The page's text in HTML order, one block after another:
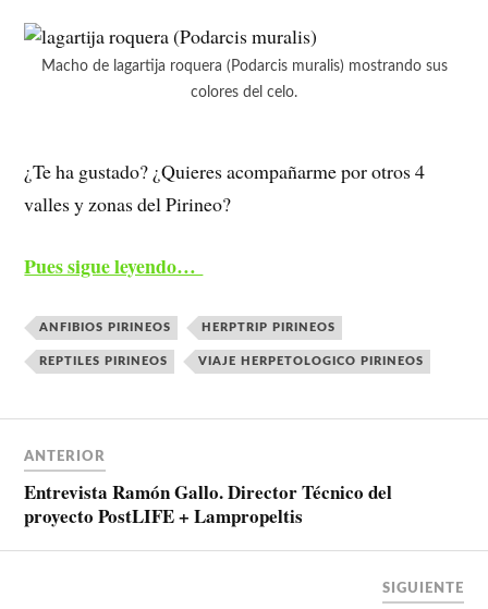
Macho de lagartija roquera (Podarcis muralis) mostrando sus
colores del celo.
¿Te ha gustado? ¿Quieres acompañarme por otros 4
valles y zonas del Pirineo?
Pues sigue leyendo…
ANFIBIOS PIRINEOS HERPTRIP PIRINEOS
REPTILES PIRINEOS VIAJE HERPETOLOGICO PIRINEOS
ANTERIOR
Entrevista Ramón Gallo. Director Técnico del
proyecto PostLIFE + Lampropeltis
SIGUIENTE